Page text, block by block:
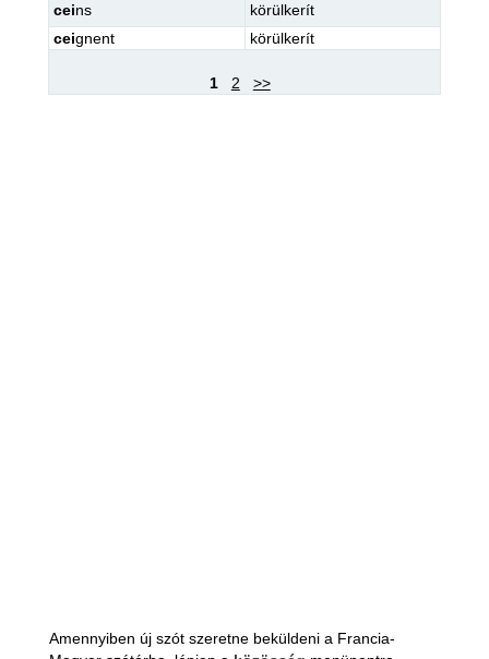
ceins
körülkerít
ceignent körülkerít
1 2 >>
Amennyiben új szót szeretne beküldeni a Francia-